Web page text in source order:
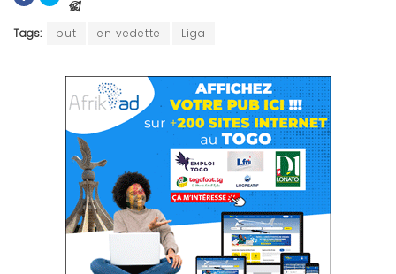
Tags: but en vedette Liga